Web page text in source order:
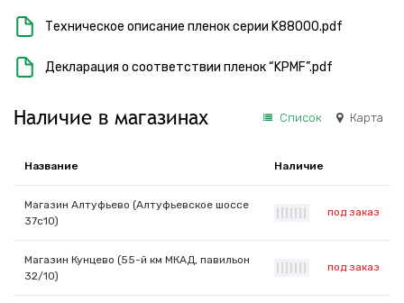
Техническое описание пленок серии K88000.pdf
Декларация о соответствии пленок “KPMF”.pdf
Наличие в магазинах Список Карта
Название Наличие
Магазин Алтуфьево (Алтуфьевское шоссе
37с10)
под заказ
Магазин Кунцево (55-й км МКАД, павильон
32/10)
под заказ